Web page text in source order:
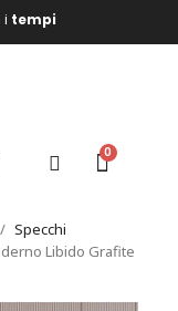
i tempi
Specchi
Libido Grafite